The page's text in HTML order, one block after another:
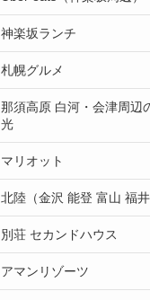
神楽坂ランチ
札幌グルメ
那須高原 白河・会津周辺
光
マリオット
北陸（金沢 能登 富山 福井
別荘 セカンドハウス
アマンリゾーツ